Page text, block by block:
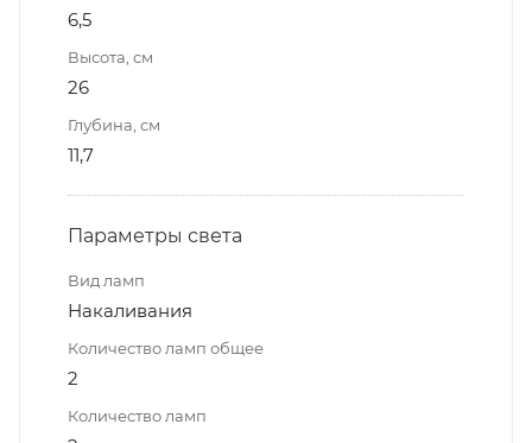
6,5
Высота, см
26
Глубина, см
11,7
Параметры света
Вид ламп
Накаливания
Количество ламп общее
2
Количество ламп